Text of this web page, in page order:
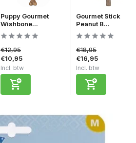
Puppy Gourmet
Wishbone...
€12,95
€10,95
Incl. btw
Gourmet Stick
Peanut B...
€18,95
€16,95
Incl. btw